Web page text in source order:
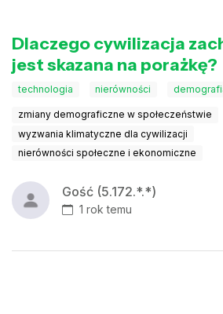
Dlaczego cywilizacja
jest skazana na porażkę?
technologia nierówności
zmiany demograficzne w społeczeństwie
wyzwania klimatyczne dla cywilizacji
nierówności społeczne i ekonomiczne
Gość (5.172.*.*)
1 rok temu